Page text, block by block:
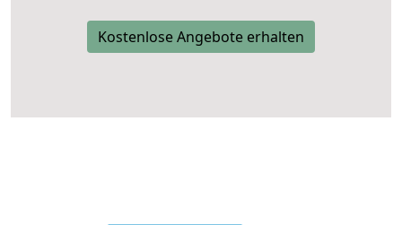
Kostenlose Angebote erhalten